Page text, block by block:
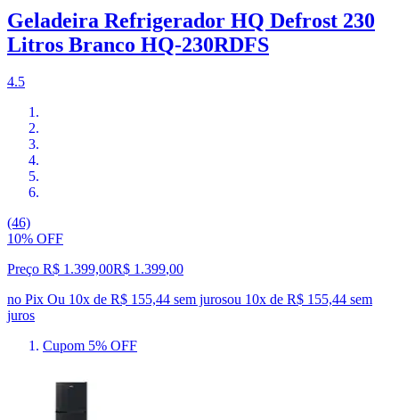
Geladeira Refrigerador HQ Defrost 230
Litros Branco HQ-230RDFS
4.5
(46)
10% OFF
Preço R$ 1.399,00R$ 1.399,00
no Pix Ou 10x de R$ 155,44 sem jurosou 10x de R$ 155,44 sem
juros
Cupom 5% OFF